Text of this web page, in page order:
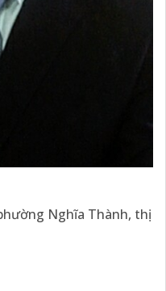
Nghĩa Thành, thị